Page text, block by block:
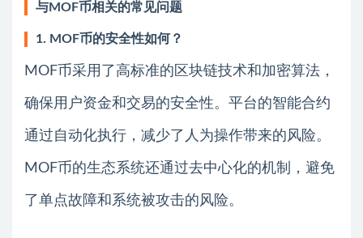
与MOF币相关的常见问题
1. MOF币的安全性如何？
MOF币采用了高标准的区块链技术和加密算法，
确保用户资金和交易的安全性。平台的智能合约
通过自动化执行，减少了人为操作带来的风险。
MOF币的生态系统还通过去中心化的机制，避免
了单点故障和系统被攻击的风险。